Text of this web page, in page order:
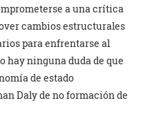
a una crítica
cambios estructurales
para enfrentarse al
hay ninguna duda de que
de estado
Daly de no formación de